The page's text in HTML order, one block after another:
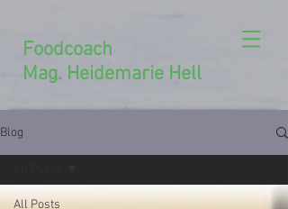
Foodcoach
Mag. Heidemarie Hell
Blog
All Posts